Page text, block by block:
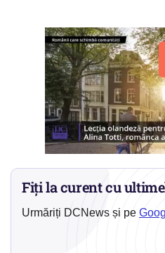
Fiți la curent cu
Urmăriți DCNews și pe